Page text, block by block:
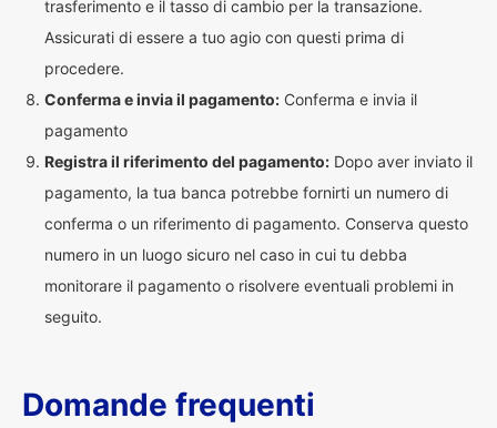
trasferimento e il tasso di cambio per la transazione.
Assicurati di essere a tuo agio con questi prima di
procedere.
Conferma e invia il pagamento: Conferma e invia il
pagamento
Registra il riferimento del pagamento: Dopo aver inviato il
pagamento, la tua banca potrebbe fornirti un numero di
conferma o un riferimento di pagamento. Conserva questo
numero in un luogo sicuro nel caso in cui tu debba
monitorare il pagamento o risolvere eventuali problemi in
seguito.
Domande frequenti